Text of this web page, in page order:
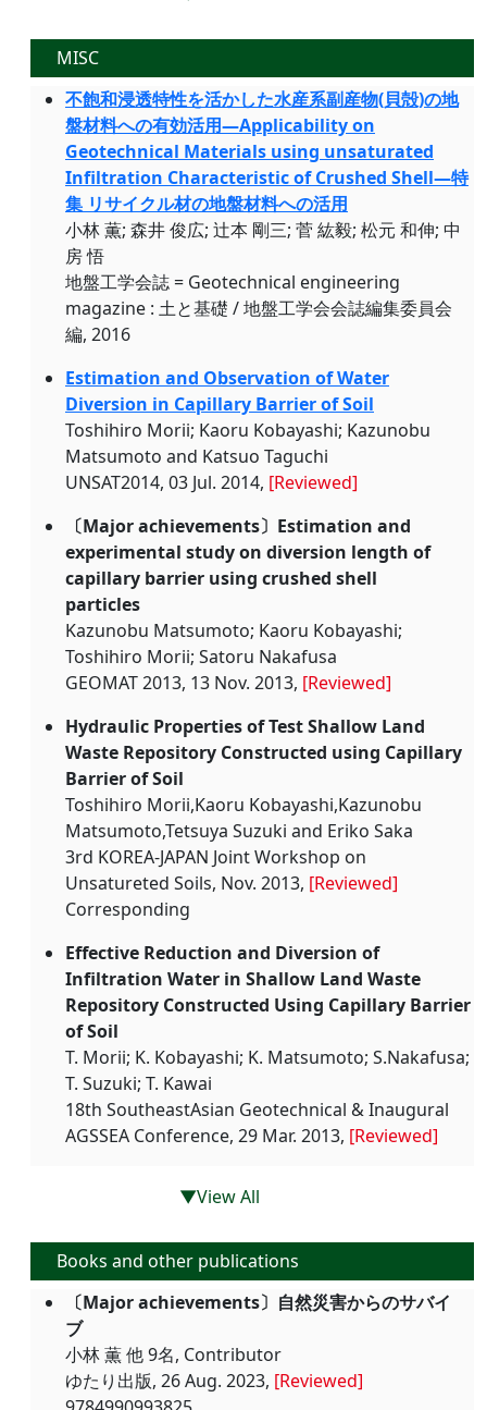
MISC
不飽和浸透特性を活かした水産系副産物(貝殻)の地
盤材料への有効活用—Applicability on
Geotechnical Materials using unsaturated
Infiltration Characteristic of Crushed Shell—特
集 リサイクル材の地盤材料への活用
小林 薫; 森井 俊広; 辻本 剛三; 菅 紘毅; 松元 和伸; 中
房 悟
地盤工学会誌 = Geotechnical engineering
magazine : 土と基礎 / 地盤工学会会誌編集委員会
編, 2016
Estimation and Observation of Water
Diversion in Capillary Barrier of Soil
Toshihiro Morii; Kaoru Kobayashi; Kazunobu
Matsumoto and Katsuo Taguchi
UNSAT2014, 03 Jul. 2014, [Reviewed]
〔Major achievements〕Estimation and
experimental study on diversion length of
capillary barrier using crushed shell
particles
Kazunobu Matsumoto; Kaoru Kobayashi;
Toshihiro Morii; Satoru Nakafusa
GEOMAT 2013, 13 Nov. 2013, [Reviewed]
Hydraulic Properties of Test Shallow Land
Waste Repository Constructed using Capillary
Barrier of Soil
Toshihiro Morii,Kaoru Kobayashi,Kazunobu
Matsumoto,Tetsuya Suzuki and Eriko Saka
3rd KOREA-JAPAN Joint Workshop on
Unsatureted Soils, Nov. 2013, [Reviewed]
Corresponding
Effective Reduction and Diversion of
Infiltration Water in Shallow Land Waste
Repository Constructed Using Capillary Barrier
of Soil
T. Morii; K. Kobayashi; K. Matsumoto; S.Nakafusa;
T. Suzuki; T. Kawai
18th SoutheastAsian Geotechnical & Inaugural
AGSSEA Conference, 29 Mar. 2013, [Reviewed]
▼View All
Books and other publications
〔Major achievements〕自然災害からのサバイ
ブ
小林 薫 他 9名, Contributor
ゆたり出版, 26 Aug. 2023, [Reviewed]